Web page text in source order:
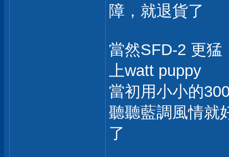
障，就退貨了
當然SFD-2 更猛
上watt puppy
當初用小小的
聽聽藍調風情就
了